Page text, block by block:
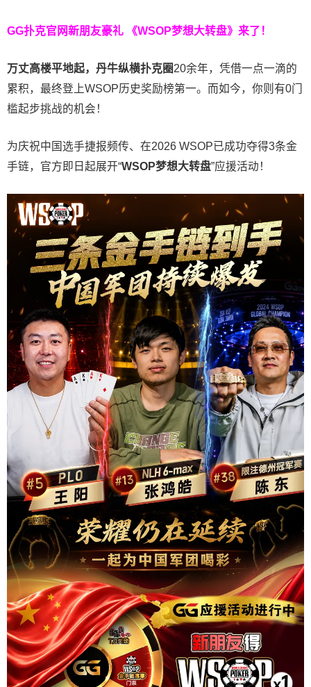
GG扑克官网新朋友豪礼 《WSOP梦想大转盘》来了！
万丈高楼平地起，丹牛纵横扑克圈20余年，凭借一点一滴的
累积，最终登上WSOP历史奖励榜第一。而如今，你则有0门
槛起步挑战的机会！
为庆祝中国选手捷报频传、在2026 WSOP已成功夺得3条金
手链，官方即日起展开“WSOP梦想大转盘”应援活动！